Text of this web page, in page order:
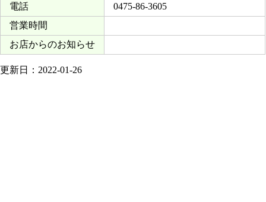
電話
0475-86-3605
営業時間
お店からのお知らせ
更新日：2022-01-26